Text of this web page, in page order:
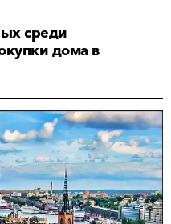
среди
дома в